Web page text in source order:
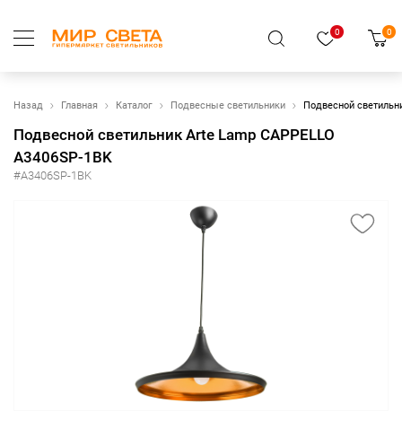
0 0
Назад Главная Каталог Подвесные светильники Подвесной
Подвесной светильник Arte Lamp CAPPELLO
A3406SP-1BK
#A3406SP-1BK